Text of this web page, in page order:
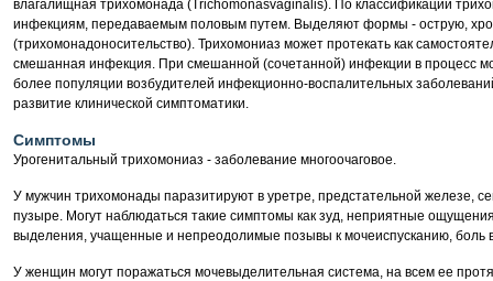
влагалищная трихомонада (Trichomonasvaginalis). По классификации
инфекциям, передаваемым половым путем. Выделяют формы - острую,
(трихомонадоносительство). Трихомониаз может протекать как
смешанная инфекция. При смешанной (сочетанной) инфекции в процесс
более популяции возбудителей инфекционно-воспалительных
развитие клинической симптоматики.
Симптомы
Урогенитальный трихомониаз - заболевание многоочаговое.
У мужчин трихомонады паразитируют в уретре, предстательной железе,
пузыре. Могут наблюдаться такие симптомы как зуд, неприятные
выделения, учащенные и непреодолимые позывы к мочеиспусканию, боль
У женщин могут поражаться мочевыделительная система, на всем ее